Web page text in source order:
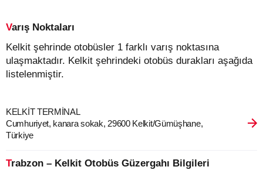
Varış Noktaları
Kelkit şehrinde otobüsler 1 farklı varış noktasına
ulaşmaktadır. Kelkit şehrindeki otobüs durakları aşağıda
listelenmiştir.
KELKİT TERMİNAL
Cumhuriyet, kanara sokak, 29600 Kelkit/Gümüşhane,
Türkiye
Trabzon – Kelkit Otobüs Güzergahı Bilgileri